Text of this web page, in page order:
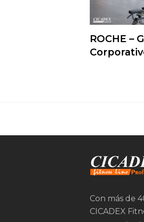
ROCHE –
Con más de
CICADEX